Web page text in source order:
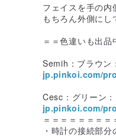
フェイスを手の内
もちろん外側にし
＝＝色違いも出品
Semih：ブラウ
jp.pinkoi.com/
Cesc：グリーン
jp.pinkoi.com/
＝＝＝＝＝＝＝＝
・時計の接続部